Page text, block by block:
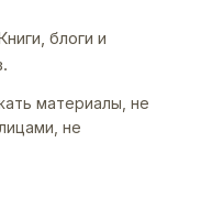
блоги и
материалы, не
не